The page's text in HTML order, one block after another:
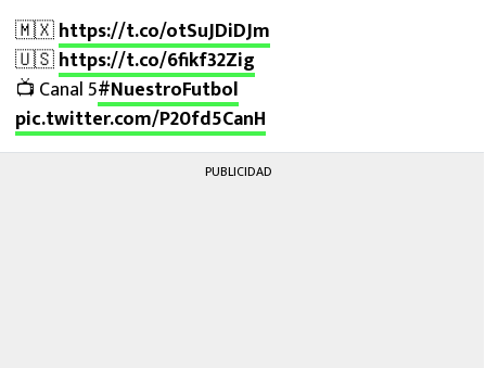
🇲🇽https://t.co/otSuJDiDJm
🇺🇸https://t.co/6fikf32Zig
📺 Canal 5#NuestroFutbol
pic.twitter.com/P20fd5CanH
PUBLICIDAD